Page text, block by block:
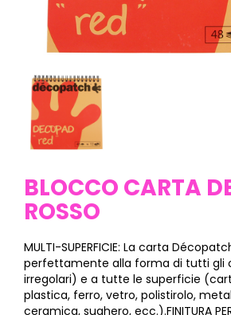
BLOCCO CARTA
ROSSO
MULTI-SUPERFICIE: La carta
perfettamente alla forma di tutti gli
irregolari) e a tutte le superficie
plastica, ferro, vetro, polistirolo,
ceramica, sughero, ecc.).FINITURA